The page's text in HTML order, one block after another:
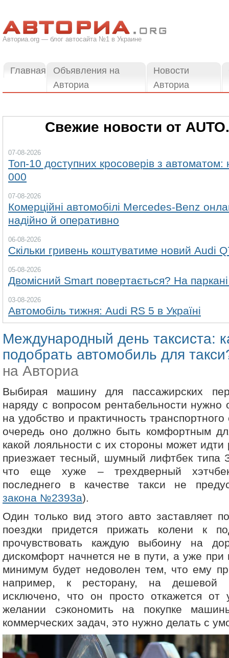
Авториа.org — блог автосайта №1 в Украине
Главная
Объявления на
Авториа
Новости
Авториа
Свежие новости от
07-08-2026
Топ-10 доступних кросоверів з автоматом:
000
07-08-2026
Комерційні автомобілі Mercedes-Benz
надійно й оперативно
06-08-2026
Скільки гривень коштуватиме новий Audi
05-08-2026
Двомісний Smart повертається? На
03-08-2026
Автомобіль тижня: Audi RS 5 в Україні
Международный день таксиста:
подобрать автомобиль для
на Авториа
Выбирая машину для пассажирских
наряду с вопросом рентабельности
на удобство и практичность
очередь оно должно быть комфортным
какой лояльности с их стороны может
приезжает тесный, шумный лифтбек типа
что еще хуже – трехдверный
последнего в качестве такси не
закона №2393а).
Один только вид этого авто заставляет
поездки придется прижать колени к
прочувствовать каждую выбоину на
дискомфорт начнется не в пути, а уже при
минимум будет недоволен тем, что ему
например, к ресторану, на дешевой
исключено, что он просто откажется от
желании сэкономить на покупке
коммерческих задач, это нужно делать с